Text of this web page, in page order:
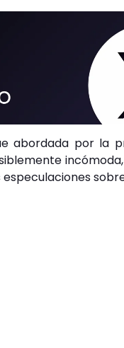
abordada por la